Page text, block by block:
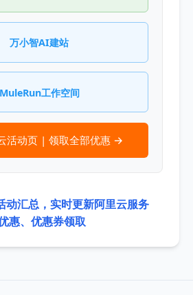
万小智AI建站
MuleRun工作空间
活动页 | 领取全部优惠 →
动汇总，实时更新阿里云服务
惠、优惠券领取